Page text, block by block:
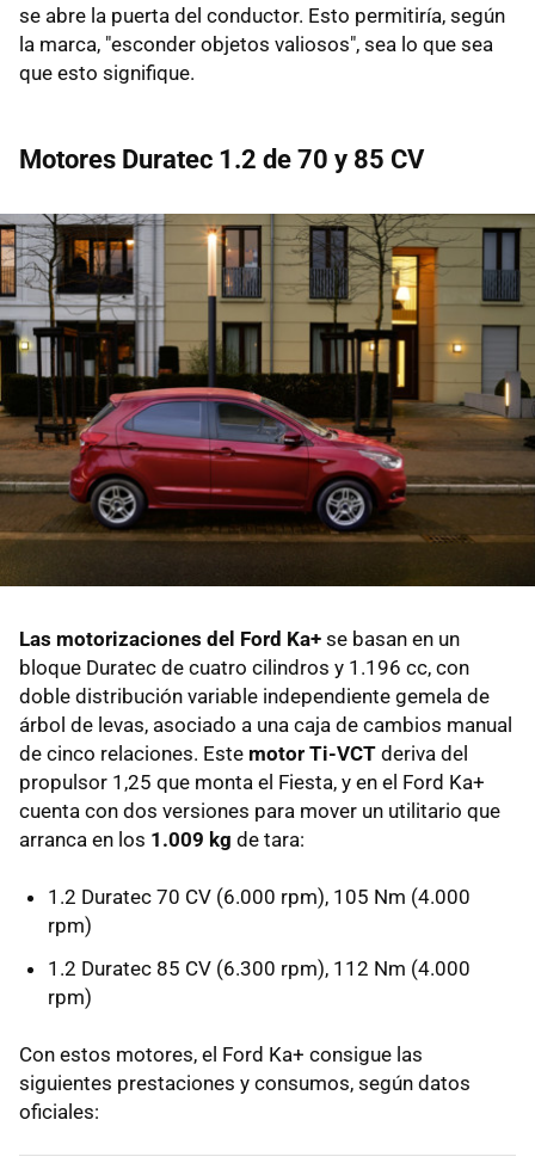
se abre la puerta del conductor. Esto permitiría, según
la marca, "esconder objetos valiosos", sea lo que sea
que esto signifique.
Motores Duratec 1.2 de 70 y 85 CV
Las motorizaciones del Ford Ka+ se basan en un
bloque Duratec de cuatro cilindros y 1.196 cc, con
doble distribución variable independiente gemela de
árbol de levas, asociado a una caja de cambios manual
de cinco relaciones. Este motor Ti-VCT deriva del
propulsor 1,25 que monta el Fiesta, y en el Ford Ka+
cuenta con dos versiones para mover un utilitario que
arranca en los 1.009 kg de tara:
1.2 Duratec 70 CV (6.000 rpm), 105 Nm (4.000
rpm)
1.2 Duratec 85 CV (6.300 rpm), 112 Nm (4.000
rpm)
Con estos motores, el Ford Ka+ consigue las
siguientes prestaciones y consumos, según datos
oficiales: